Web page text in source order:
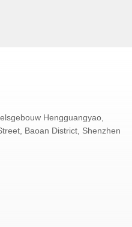
Hengguangyao,
Baoan District, Shenzhen